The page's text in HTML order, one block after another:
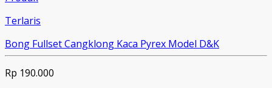
Terlaris
Bong Fullset Cangklong Kaca Pyrex Model D&K
Rp 190.000